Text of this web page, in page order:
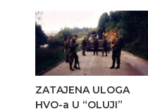
ZATAJENA ULOGA
HVO-a U “OLUJI”